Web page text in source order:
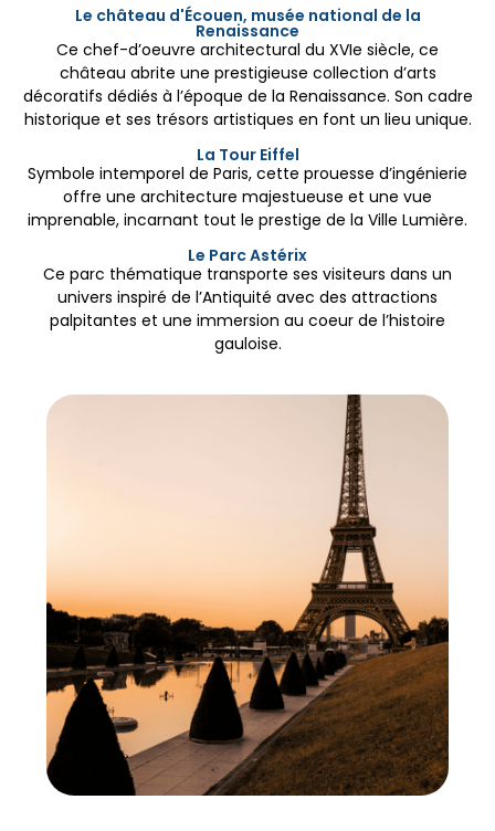
Le château d'Écouen, musée national de la
Renaissance
Ce chef-d’oeuvre architectural du XVIe siècle, ce
château abrite une prestigieuse collection d’arts
décoratifs dédiés à l’époque de la Renaissance. Son cadre
historique et ses trésors artistiques en font un lieu unique.
La Tour Eiffel
Symbole intemporel de Paris, cette prouesse d’ingénierie
offre une architecture majestueuse et une vue
imprenable, incarnant tout le prestige de la Ville Lumière.
Le Parc Astérix
Ce parc thématique transporte ses visiteurs dans un
univers inspiré de l’Antiquité avec des attractions
palpitantes et une immersion au coeur de l’histoire
gauloise.